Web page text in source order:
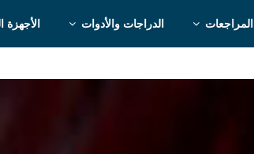
المراجعات الدراجات والأدوات الأجهزة